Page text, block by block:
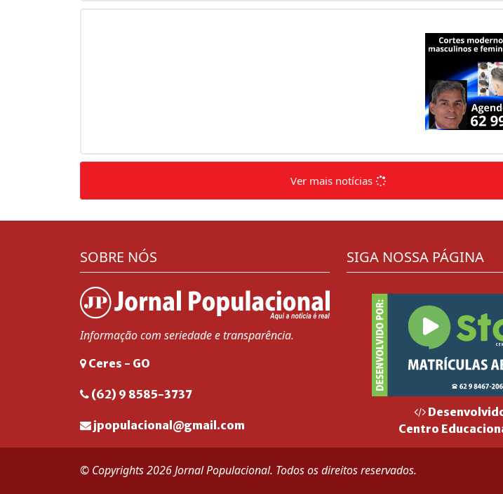
Ver mais notícias
SOBRE NÓS
Informação com seriedade e transparência.
Ceres - GO
(62) 9 8585-3737
jpopulacional@gmail.com
SIGA NOSSA PÁGINA
Centro
© Copyrights 2026 Jornal Populacional. Todos os direitos reservados.